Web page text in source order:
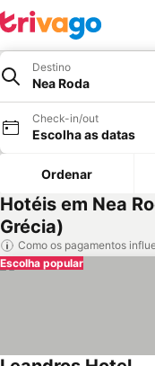
Destino
Nea Roda
Check-in/out
Escolha as datas
Ordenar
Hotéis em Nea
Grécia)
Como os pagamentos
Escolha popular